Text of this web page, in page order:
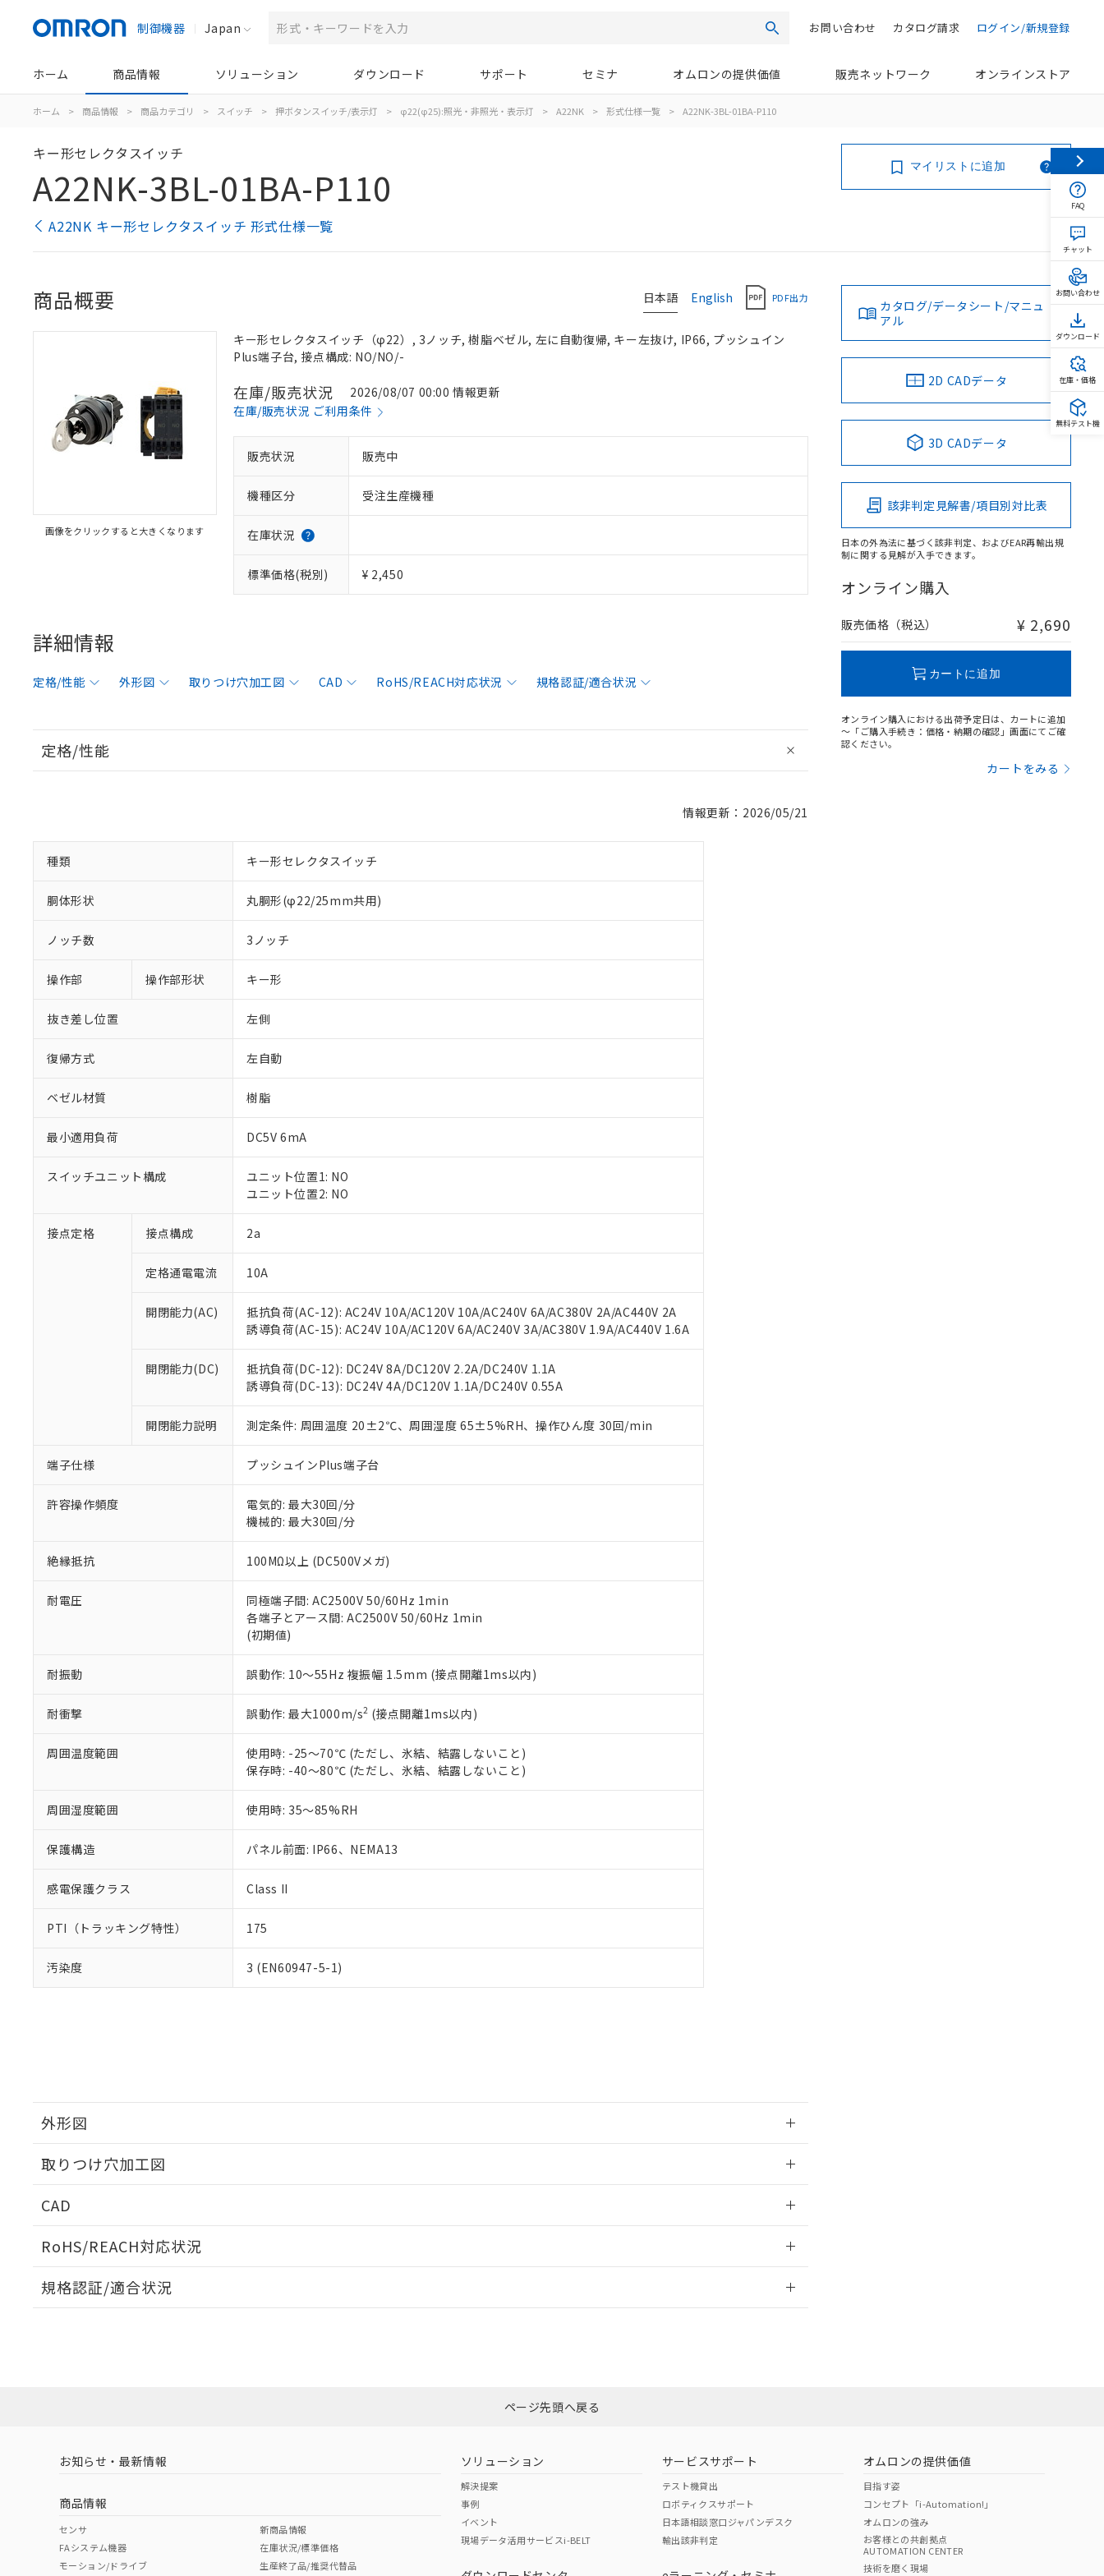
制御機器 Japan 検索 ログイン/新規登録
カタログ請求
お問い合わせ
ホーム 商品情報 ソリューション ダウンロード サポート セミナ オムロンの提供価値 販売ネットワーク オンラインストア
ホーム > 商品情報 > 商品カテゴリ > スイッチ > 押ボタンスイッチ/表示灯 > φ22(φ25):照光・非照光・表示灯 > A22NK > 形式仕様一覧 > A22NK-3BL-01BA-P110
キー形セレクタスイッチ
A22NK-3BL-01BA-P110
A22NK キー形セレクタスイッチ 形式仕様一覧
マイリストに追加
日本語 English PDF出力
商品概要
画像をクリックすると大きくなります
キー形セレクタスイッチ（φ22）, 3ノッチ, 樹脂ベゼル, 左に自動復帰, キー左抜け, IP66, プッシュイン
Plus端子台, 接点構成: NO/NO/-
在庫/販売状況
2026/08/07 00:00 情報更新
在庫/販売状況 ご利用条件
販売状況 販売中
機種区分 受注生産機種
在庫状況
標準価格(税別) ¥ 2,450
詳細情報
定格/性能 外形図 取りつけ穴加工図 CAD RoHS/REACH対応状況 規格認証/適合状況
定格/性能
情報更新：2026/05/21
種類 キー形セレクタスイッチ
胴体形状 丸胴形(φ22/25mm共用)
ノッチ数 3ノッチ
操作部 操作部形状 キー形
抜き差し位置 左側
復帰方式 左自動
ベゼル材質 樹脂
最小適用負荷 DC5V 6mA
スイッチユニット構成
ユニット位置1: NO
ユニット位置2: NO
接点定格 接点構成 2a
定格通電電流 10A
開閉能力(AC)
抵抗負荷(AC-12): AC24V 10A/AC120V 10A/AC240V 6A/AC380V 2A/AC440V 2A
誘導負荷(AC-15): AC24V 10A/AC120V 6A/AC240V 3A/AC380V 1.9A/AC440V 1.6A
開閉能力(DC)
抵抗負荷(DC-12): DC24V 8A/DC120V 2.2A/DC240V 1.1A
誘導負荷(DC-13): DC24V 4A/DC120V 1.1A/DC240V 0.55A
開閉能力説明 測定条件: 周囲温度 20±2℃、周囲湿度 65±5%RH、操作ひん度 30回/min
端子仕様 プッシュインPlus端子台
許容操作頻度
電気的: 最大30回/分
機械的: 最大30回/分
絶縁抵抗 100MΩ以上 (DC500Vメガ)
耐電圧
同極端子間: AC2500V 50/60Hz 1min
各端子とアース間: AC2500V 50/60Hz 1min
(初期値)
耐振動 誤動作: 10～55Hz 複振幅 1.5mm (接点開離1ms以内)
耐衝撃 誤動作: 最大1000m/s2 (接点開離1ms以内)
周囲温度範囲
使用時: -25～70℃ (ただし、氷結、結露しないこと)
保存時: -40～80℃ (ただし、氷結、結露しないこと)
周囲湿度範囲 使用時: 35～85%RH
保護構造 パネル前面: IP66、NEMA13
感電保護クラス Class II
PTI（トラッキング特性） 175
汚染度 3 (EN60947-5-1)
外形図
取りつけ穴加工図
CAD
RoHS/REACH対応状況
EU RoHS 注意事項・凡例
ダウンロードはこちら
中国 RoHS 注意事項・凡例
中国 RoHS表
Pb Hg Cr(VI)
規格認証/適合状況
カタログ/データシート/マニュ
アル
2D CADデータ
3D CADデータ
該非判定見解書/項目別対比表
日本の外為法に基づく該非判定、およびEAR再輸出規
制に関する見解が入手できます。
オンライン購入
販売価格（税込） ¥ 2,690
カートに追加
オンライン購入における出荷予定日は、カートに追加
～「ご購入手続き：価格・納期の確認」画面にてご確
認ください。
カートをみる
ご利用条件
以下の条件をお読みいただき、同意のうえご利用ください。
くものです。
当社制御機器事業取扱商品の中には、本サービスの対象外となる商品もあることをご了承ください。
在庫状況および標準価格照会結果は、記載している更新日時点での社内データに基づき作成されるも
のであり、閲覧された時点での実際の在庫および標準価格とは異なる場合があることをご了承くださ
い。
正式な納期状況および標準価格はお客様のお取引先、またはお客様担当のオムロン制御機器販売店・
在庫状況および標準価格結果を当社の事前の承諾なく第三者に漏洩または開示しないようお願いしま
す。
マイパーツ機能（部品リスト作成サービス）をご利用いただくには、I-Webメンバーズにご登録され
ている必要があります。
お客様が当ウェブサイト上で当社にご登録された部品リストについて、当社および当社の共同利用者
が、当社の製品・サービスに関するお客様との取引・商談に必要な範囲で利用することをご了承くだ
さい。
※1 対応状況
対応済み：EU RoHS指令（10物質）の非含有に対応した製品が提供可能な商品です。
対応予定なし：EU RoHS指令（10物質）の非含有に非対応の商品で、対応品を出す予定はありません。
調査・確認中：EU RoHS指令（10物質）の非含有の対応状況を調査中または確認中の商品です。
仕入先様の事情により、非含有部品としていたものが、含有品と判明した場合などやむを得ず変更すること
があります。
鉛(Pb) 1000ppm以下、 水銀(Hg) 1000ppm以下、 カドミウム(Cd) 100ppm以下、
六価クロム(Cr(Ⅵ)) 1000ppm以下、ポリ臭化ビフェニル類(PBB) 1000ppm以下、ポリ臭化ジフェニルエーテル類(PBDE) 1000ppm以下、
フタル酸ビス(2-エチルヘキシル) (DEHP)(別名：DOP) 1000ppm以下、フタル酸ブチルベンジル（BBP） 1000ppm以下、フタル酸ジブチ
ル（DBP） 1000ppm以下、フタル酸ジイソブチル (DIBP) 1000ppm以下
但し、RoHS指令で産業用監視および制御機器に対する適用除外項目は除く。
フタル酸エステル類の４物質については閾値を超える意図的な使用がないことを確認しています。
部品在庫の切り替え状況などにより、予定月が前後することがあります。
※3 非含有証明書ダウンロード
下記の非含有証明書をダウンロードすることができます。
EU RoHS指令（10物質）の非含有証明書
51物質の非含有証明書（当社基準）
※本証明書は発行日時点で非含有を証明するもので、過去に遡って非含有を証明するものではありません。
混在することから備考欄に対応日を記載しておりました。
既に当社にて対応品への在庫切替を完了していることから、特段のことがない限り、2022年1月12日よ
り割愛しております。
※1 中国RoHS○×表
「○」：最大均質材料含有率が中国RoHSの基準値以下であることを示します。
「×」：最大均質材料含有率が中国RoHSの基準値を超えていることを示します。
「－」：未確認です。当社販売部門へお問い合わせください。
Cr(Ⅵ)(六価クロム) : 1000ppm、 PBBs(ポリ臭化ビフェニル類) : 1000ppm、 PBDEs(ポリ臭化ジフェニルエーテル類) : 1000ppm、
※2 環境保護使用期限
「ｅ」：有害物質（10物質）のすべてが基準値以下であることを示します。
味します。
「－」：未確認です。当社販売部門へお問い合わせください。
う）を輸出または国外への提供する場合は、日本国政府の輸出許可(または役務取引許可)を取得する
などの必要な手続きをとります。
当社は規制貨物を破棄する場合は、完全に破砕するなど、違法に輸出されないよう必要な手段を講じ
ます。
当社は貴社製品を、核兵器、ミサイル、化学兵器、生物兵器またはその他武器並びにこれらの製造装
置等に一切使用いたしません。
また当社は、販売先および販売に係わる関係者が違法に輸出するおそれがある場合は、取り引きをい
たしません。
合意する
記
説明
－
在庫なし(最新の在庫状況については、お客様のお取引先、またはお客様担当のオムロン制御
機器販売店・当社販売員にご確認ください)
受注生産機種、また在庫状況の情報を公開していない機種
ページ先頭へ戻る
お知らせ・最新情報
商品情報
センサ
FAシステム機器
モーション/ドライブ
新商品情報
在庫状況/標準価格
生産終了品/推奨代替品
ソリューション
解決提案
事例
イベント
現場データ活用サービスi-BELT
サービスサポート
テスト機貸出
ロボティクスサポート
日本語相談窓口ジャパンデスク
輸出該非判定
オムロンの提供価値
目指す姿
コンセプト「i-Automation!」
オムロンの強み
お客様との共創拠点
AUTOMATION CENTER
技術を磨く現場
FAQ
チャット
お問い合わせ
ダウンロード
在庫・価格
無料テスト機